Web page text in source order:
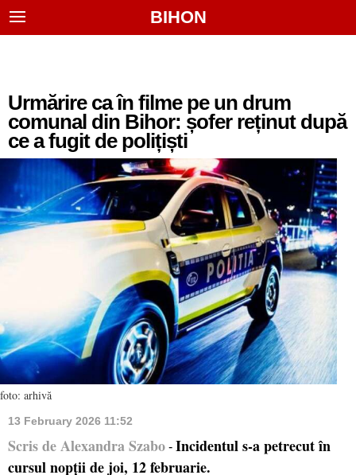
BIHON
Urmărire ca în filme pe un drum
comunal din Bihor: șofer reținut după
ce a fugit de polițiști
foto: arhivă
13 February 2026 11:52
Scris de Alexandra Szabo - Incidentul s-a petrecut în
cursul nopții de joi, 12 februarie.